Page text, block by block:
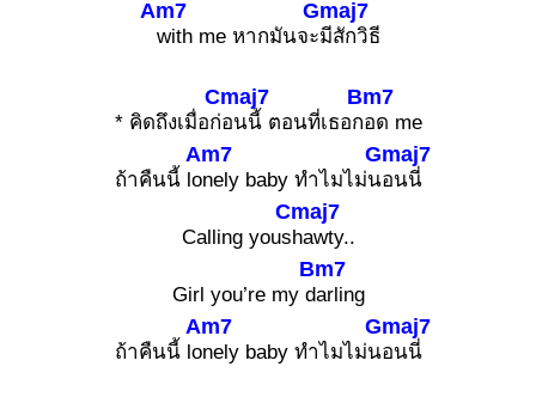
Am7
with me หากมันจะ
Gmaj7
มีสักวิธี
* คิดถึงเมื่อก่
Cmaj7
อนนี้ ตอนที่เธอก
Bm7
อด me
ถ้าคืนนี้ lo
Am7
nely baby ทำไมไม่น
Gmaj7
อนนี่
Calling yous
Cmaj7
hawty..
Girl you’re my d
Bm7
arling
ถ้าคืนนี้ lo
Am7
nely baby ทำไมไม่น
Gmaj7
อนนี่